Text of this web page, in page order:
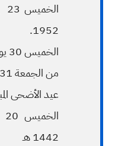
1952.
الخميس 30 يوليو 2020: وقفة عرفات
عيد الأضحى
1442 هـ